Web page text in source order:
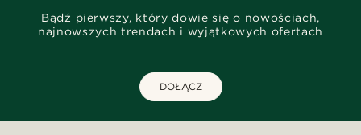
Bądź pierwszy, który dowie się o nowościach,
najnowszych trendach i wyjątkowych ofertach
DOŁĄCZ